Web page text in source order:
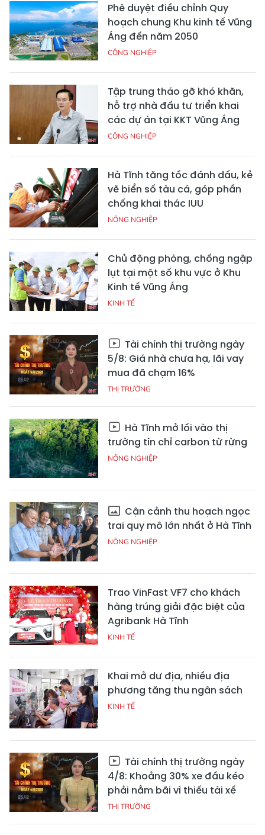
Phê duyệt điều chỉnh Quy
hoạch chung Khu kinh tế Vũng
Áng đến năm 2050
CÔNG NGHIỆP
Tập trung tháo gỡ khó khăn,
hỗ trợ nhà đầu tư triển khai
các dự án tại KKT Vũng Áng
CÔNG NGHIỆP
Hà Tĩnh tăng tốc đánh dấu, kẻ
vẽ biển số tàu cá, góp phần
chống khai thác IUU
NÔNG NGHIỆP
Chủ động phòng, chống ngập
lụt tại một số khu vực ở Khu
Kinh tế Vũng Áng
KINH TẾ
Tài chính thị trường ngày
5/8: Giá nhà chưa hạ, lãi vay
mua đã chạm 16%
THỊ TRƯỜNG
Hà Tĩnh mở lối vào thị
trường tín chỉ carbon từ rừng
NÔNG NGHIỆP
Cận cảnh thu hoạch ngọc
trai quy mô lớn nhất ở Hà Tĩnh
NÔNG NGHIỆP
Trao VinFast VF7 cho khách
hàng trúng giải đặc biệt của
Agribank Hà Tĩnh
KINH TẾ
Khai mở dư địa, nhiều địa
phương tăng thu ngân sách
KINH TẾ
Tài chính thị trường ngày
4/8: Khoảng 30% xe đầu kéo
phải nằm bãi vì thiếu tài xế
THỊ TRƯỜNG